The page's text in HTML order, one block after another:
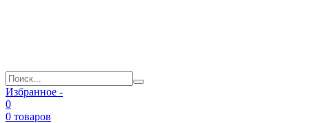
Избранное -
0
0 товаров